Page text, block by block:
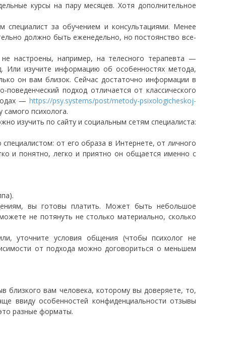
курсы на пару месяцев. Хотя дополнительное
за обучением и консультациями. Менее
должно быть еженедельно, но постоянство все-
настроены, например, на телесного терапевта —
Или изучите информацию об особенностях метода,
он вам близок. Сейчас достаточно информации в
подход отличается от классического
— https://psy.systems/post/metody-psixologicheskoj-
психолога.
изучить по сайту и социальным сетям специалиста:
от его образа в Интернете, от личного
и понятно, легко и приятно он общается именно с
вы готовы платить. Может быть небольшое
не потянуть не столько материально, сколько
уточните условия общения (чтобы психолог не
от подхода можно договориться о меньшем
близкого вам человека, которому вы доверяете, то,
ввиду особенностей конфиденциальности отзывы
разные форматы.